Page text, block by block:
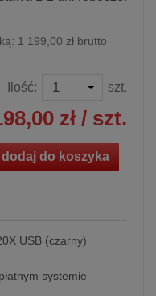
1 199,00 zł brutto
Ilość: szt.
zł / szt.
dodaj do koszyka
USB (czarny)
systemie